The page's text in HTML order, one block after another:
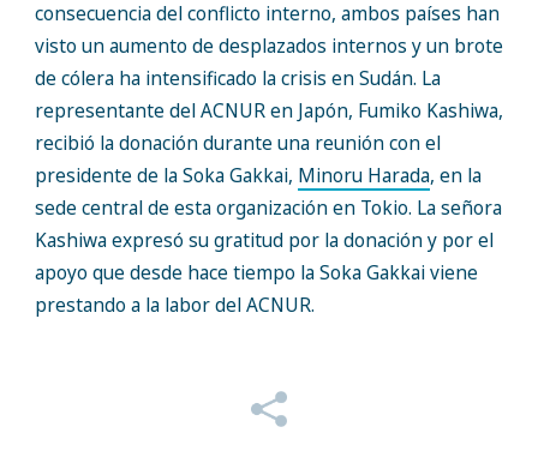
consecuencia del conflicto interno, ambos países han
visto un aumento de desplazados internos y un brote
de cólera ha intensificado la crisis en Sudán. La
representante del ACNUR en Japón, Fumiko Kashiwa,
recibió la donación durante una reunión con el
presidente de la Soka Gakkai, Minoru Harada, en la
sede central de esta organización en Tokio. La señora
Kashiwa expresó su gratitud por la donación y por el
apoyo que desde hace tiempo la Soka Gakkai viene
prestando a la labor del ACNUR.